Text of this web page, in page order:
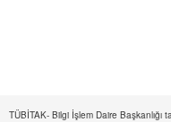
TÜBİTAK- Bilgi İşlem Daire